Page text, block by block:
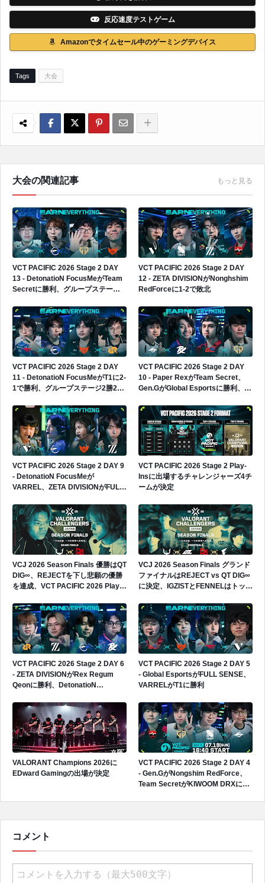
反応速度テストゲーム
Amazonでタイムセール中のゲーミングデバイス
Tags 大会
大会の関連記事 もっと見る
VCT PACIFIC 2026 Stage 2 DAY
13 - DetonatioN FocusMeがTeam
Secretに勝利、グループステージ3
VCT PACIFIC 2026 Stage 2 DAY
12 - ZETA DIVISIONがNonghshim
RedForceに1-2で敗北
VCT PACIFIC 2026 Stage 2 DAY
11 - DetonatioN FocusMeがT1に2-
1で勝利、グループステージ2勝2敗
VCT PACIFIC 2026 Stage 2 DAY
10 - Paper RexがTeam Secret、
Gen.GがGlobal Esportsに勝利、
VCT PACIFIC 2026 Stage 2 DAY 9
- DetonatioN FocusMeが
VARREL、ZETA DIVISIONがFULL
VCT PACIFIC 2026 Stage 2 Play-
Insに出場するチャレンジャーズ4チ
ームが決定
VCJ 2026 Season Finals 優勝はQT
DIG∞、REJECTを下し悲願の優勝
を達成、VCT PACIFIC 2026 Play-
VCJ 2026 Season Finals グランド
ファイナルはREJECT vs QT DIG∞
に決定、IGZISTとFENNELはトップ
VCT PACIFIC 2026 Stage 2 DAY 6
- ZETA DIVISIONがRex Regum
Qeonに勝利、DetonatioN
VCT PACIFIC 2026 Stage 2 DAY 5
- Global EsportsがFULL SENSE、
VARRELがT1に勝利
VALORANT Champions 2026に
EDward Gamingの出場が決定
VCT PACIFIC 2026 Stage 2 DAY 4
- Gen.GがNongshim RedForce、
Team SecretがKIWOOM DRXに勝
コメント